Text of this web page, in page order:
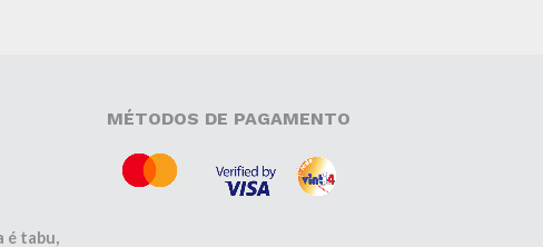
é tabu,
MÉTODOS DE PAGAMENTO